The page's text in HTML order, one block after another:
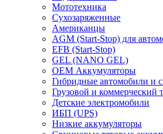
Мототехника
Сухозаряженные
Американцы
AGM (Start-Stop) для
EFB (Start-Stop)
GEL (NANO GEL)
OEM Аккумуляторы
Гибридные автомобили и
Грузовой и коммерческий
Детские электромобили
ИБП (UPS)
Низкие аккумуляторы